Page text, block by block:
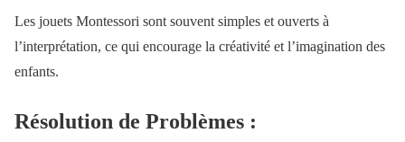
Les jouets Montessori sont souvent simples et ouverts à
l’interprétation, ce qui encourage la créativité et l’imagination des
enfants.
Résolution de Problèmes :